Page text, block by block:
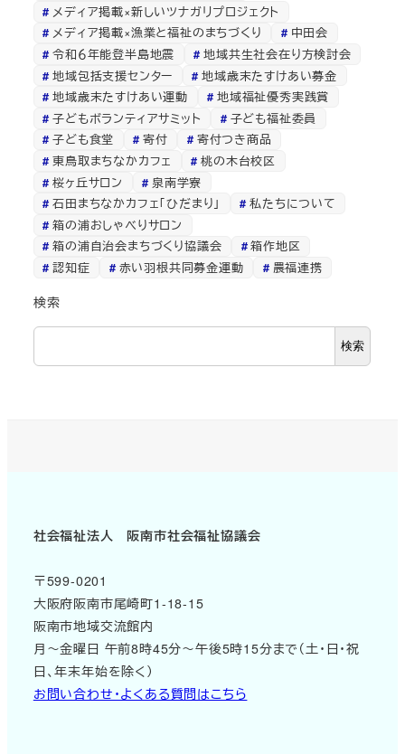
メディア掲載×新しいツナガリプロジェクト
メディア掲載×漁業と福祉のまちづくり
中田会
令和６年能登半島地震
地域共生社会在り方検討会
地域包括支援センター
地域歳末たすけあい募金
地域歳末たすけあい運動
地域福祉優秀実践賞
子どもボランティアサミット
子ども福祉委員
子ども食堂
寄付
寄付つき商品
東鳥取まちなかカフェ
桃の木台校区
桜ヶ丘サロン
泉南学寮
石田まちなかカフェ「ひだまり」
私たちについて
箱の浦おしゃべりサロン
箱の浦自治会まちづくり協議会
箱作地区
認知症
赤い羽根共同募金運動 農福連携
検索
検索
社会福祉法人 阪南市社会福祉協議会
〒599-0201
大阪府阪南市尾崎町1-18-15
阪南市地域交流館内
月～金曜日 午前8時45分～午後5時15分まで（土・日・祝
日、年末年始を除く）
お問い合わせ・よくある質問はこちら